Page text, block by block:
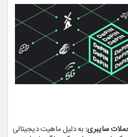
سایبری: به دلیل ماهیت دیجیتالی